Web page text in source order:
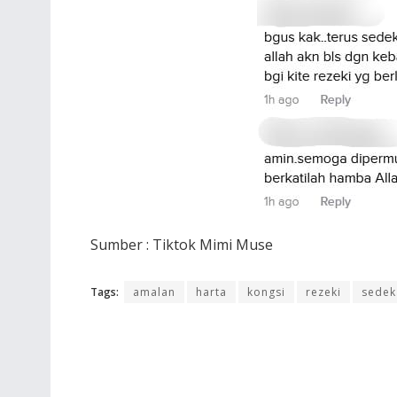
Sumber : Tiktok Mimi Muse
Tags: amalan harta kongsi rezeki